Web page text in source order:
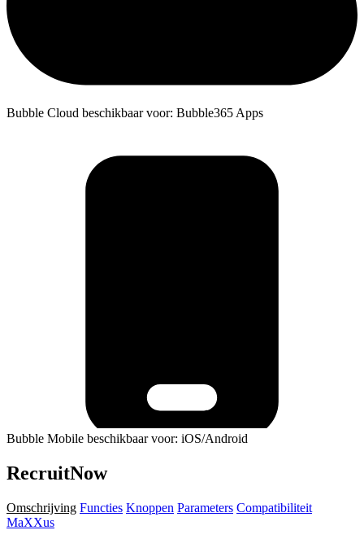
Bubble Cloud beschikbaar voor: Bubble365 Apps
Bubble Mobile beschikbaar voor: iOS/Android
RecruitNow
Omschrijving Functies Knoppen Parameters Compatibiliteit
MaXXus